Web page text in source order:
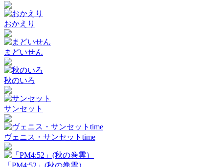
おかえり
まどいせん
秋のいろ
サンセット
ヴェニス・サンセットtime
「PM4:52」(秋の巻雲）